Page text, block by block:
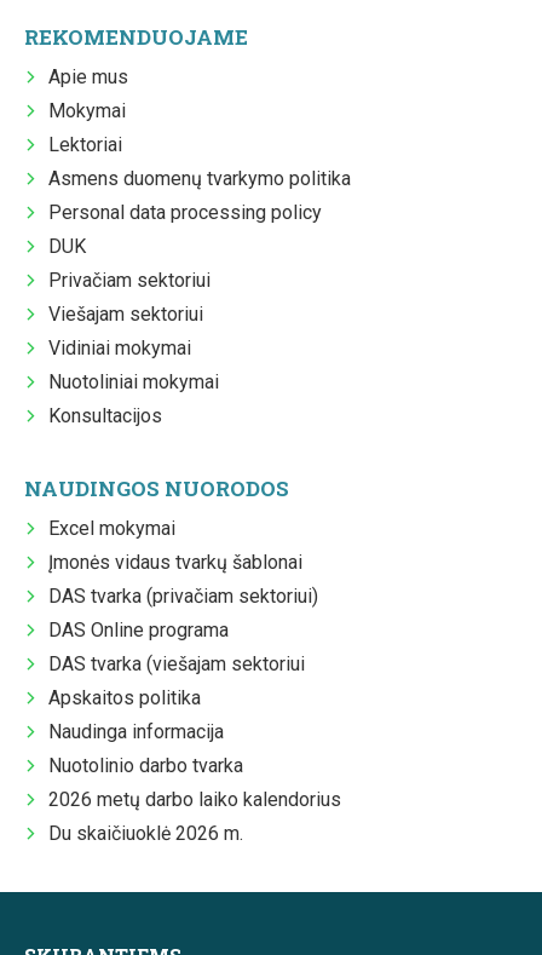
REKOMENDUOJAME
Apie mus
Mokymai
Lektoriai
Asmens duomenų tvarkymo politika
Personal data processing policy
DUK
Privačiam sektoriui
Viešajam sektoriui
Vidiniai mokymai
Nuotoliniai mokymai
Konsultacijos
NAUDINGOS NUORODOS
Excel mokymai
Įmonės vidaus tvarkų šablonai
DAS tvarka (privačiam sektoriui)
DAS Online programa
DAS tvarka (viešajam sektoriui
Apskaitos politika
Naudinga informacija
Nuotolinio darbo tvarka
2026 metų darbo laiko kalendorius
Du skaičiuoklė 2026 m.